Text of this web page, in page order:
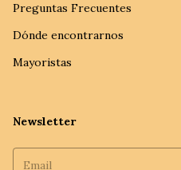
Preguntas Frecuentes
Dónde encontrarnos
Mayoristas
Newsletter